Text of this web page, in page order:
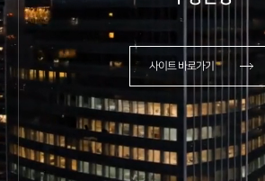
사이트 바로가기